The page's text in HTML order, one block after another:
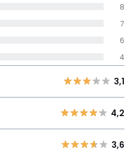
Wert des
4,2
3,6
4
6
7
8
3,1
4,2
3,6